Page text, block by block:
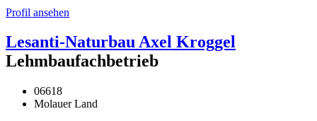
Profil ansehen
Lesanti-Naturbau Axel Kroggel
Lehmbaufachbetrieb
06618
Molauer Land